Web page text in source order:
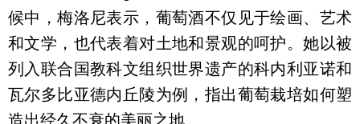
候中，梅洛尼表示，葡萄酒不仅见于绘画、艺术
和文学，也代表着对土地和景观的呵护。她以被
列入联合国教科文组织世界遗产的科内利亚诺和
瓦尔多比亚德内丘陵为例，指出葡萄栽培如何塑
造出经久不衰的美丽之地。